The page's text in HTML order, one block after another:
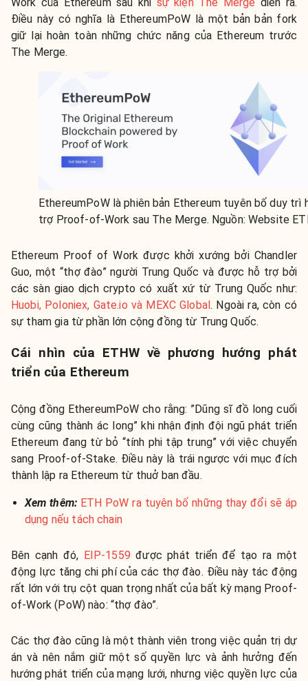
Điều này có nghĩa là EthereumPoW là một bản bản fork
giữ lại hoàn toàn những chức năng của Ethereum trước
The Merge.
EthereumPoW là phiên bản Ethereum tuyên bố duy trì
trợ Proof-of-Work sau The Merge. Nguồn: Website
Ethereum Proof of Work được khởi xướng bởi Chandler
Guo, một “thợ đào” người Trung Quốc và được hỗ trợ bởi
các sàn giao dịch crypto có xuất xứ từ Trung Quốc như:
Huobi, Poloniex, Gate.io và MEXC Global. Ngoài ra, còn có
sự tham gia từ phần lớn cộng đồng từ Trung Quốc.
Cái nhìn của ETHW về phương hướng phát
triển của Ethereum
Cộng đồng EthereumPoW cho rằng: ”Dũng sĩ đồ long cuối
cùng cũng thành ác long” khi nhận định đội ngũ phát triển
Ethereum đang từ bỏ “tính phi tập trung” với việc chuyển
sang Proof-of-Stake. Điều này là trái ngược với mục đích
thành lập ra Ethereum từ thuở ban đầu.
Xem thêm: ETH PoW ra tuyên bố những thay đổi sẽ áp
dụng nếu tách chain
Bên cạnh đó, EIP-1559 được phát triển để tạo ra một
động lực tăng chi phí của các thợ đào. Điều này tác động
rất lớn với trụ cột quan trọng nhất của bất kỳ mạng Proof-
of-Work (PoW) nào: “thợ đào”.
Các thợ đào cũng là một thành viên trong việc quản trị dự
án và nên nắm giữ một số quyền lực và ảnh hưởng đến
hướng phát triển của mạng lưới, nhưng việc quyền lực của